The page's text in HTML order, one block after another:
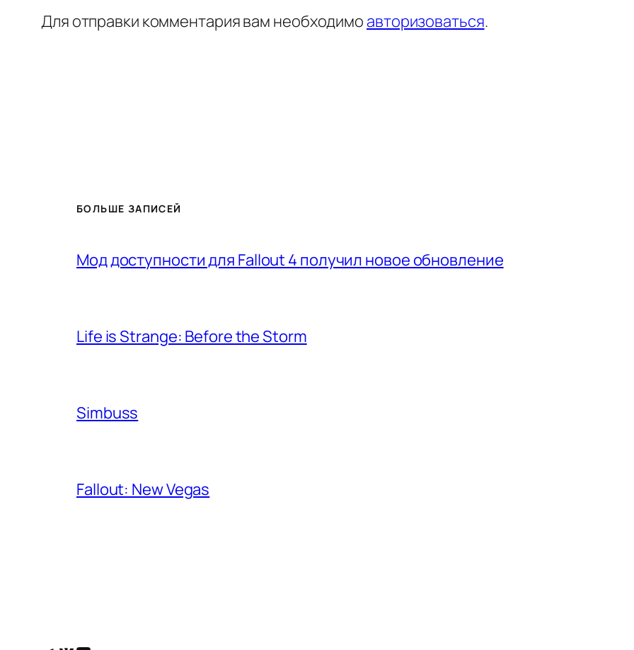
Для отправки комментария вам необходимо авторизоваться.
БОЛЬШЕ ЗАПИСЕЙ
Мод доступности для Fallout 4 получил новое обновление
Life is Strange: Before the Storm
Simbuss
Fallout: New Vegas